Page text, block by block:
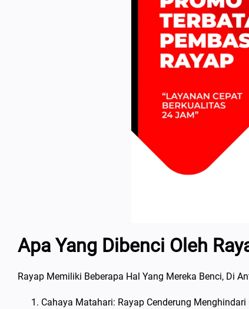
Apa Yang Dibenci Oleh
Rayap Memiliki Beberapa Hal Yang Mereka Benci, Di
Cahaya Matahari: Rayap Cenderung